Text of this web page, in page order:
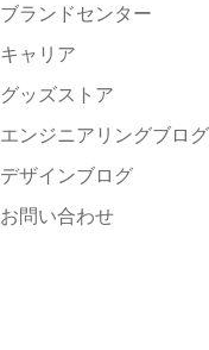
ブランドセンター
キャリア
グッズストア
エンジニアリングブログ
デザインブログ
お問い合わせ